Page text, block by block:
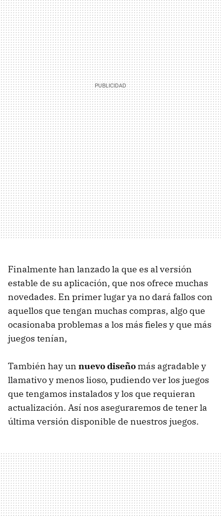
Finalmente han lanzado la que es al versión
estable de su aplicación, que nos ofrece muchas
novedades. En primer lugar ya no dará fallos con
aquellos que tengan muchas compras, algo que
ocasionaba problemas a los más fieles y que más
juegos tenían,
También hay un nuevo diseño más agradable y
llamativo y menos lioso, pudiendo ver los juegos
que tengamos instalados y los que requieran
actualización. Así nos aseguraremos de tener la
última versión disponible de nuestros juegos.